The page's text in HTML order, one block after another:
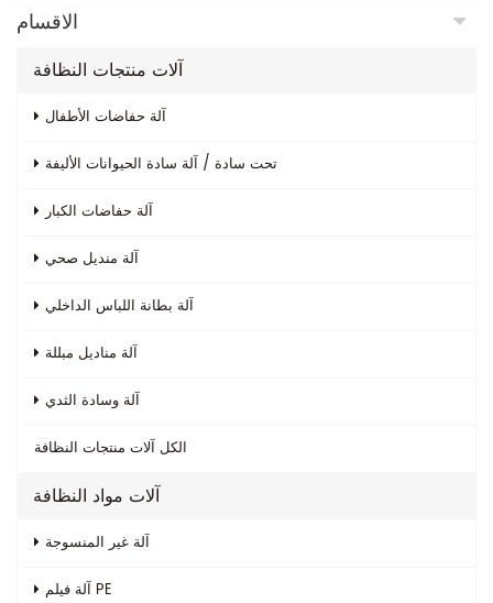
الاقسام
آلات منتجات النظافة
آلة حفاضات الأطفال
تحت سادة / آلة سادة الحيوانات الأليفة
آلة حفاضات الكبار
آلة منديل صحي
آلة بطانة اللباس الداخلي
آلة مناديل مبللة
آلة وسادة الثدي
الكل آلات منتجات النظافة
آلات مواد النظافة
آلة غير المنسوجة
آلة فيلم PE